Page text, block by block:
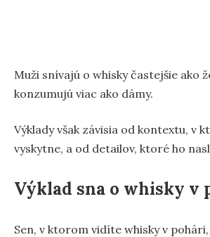
Muži snívajú o whisky častejšie ako
konzumujú viac ako dámy.
Výklady však závisia od kontextu, v
vyskytne, a od detailov, ktoré ho
Výklad sna o whisky v
Sen, v ktorom vidíte whisky v